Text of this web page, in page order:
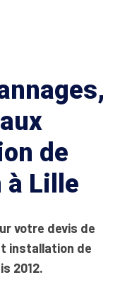
de
à Lille
votre devis de
installation de
2012.